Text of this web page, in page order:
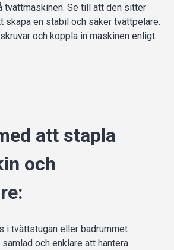
tvättmaskinen. Se till att den sitter
en stabil och säker tvättpelare.
och koppla in maskinen enligt
att stapla
och
i tvättstugan eller badrummet
och enklare att hantera